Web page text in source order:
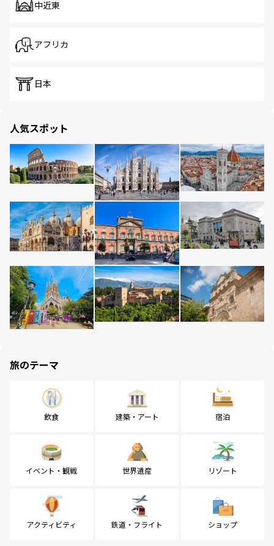
中近東
アフリカ
日本
人気スポット
旅のテーマ
飲食 建築・アート 宿泊
イベント・観戦 世界遺産 リゾート
アクティビティ 鉄道・フライト ショップ